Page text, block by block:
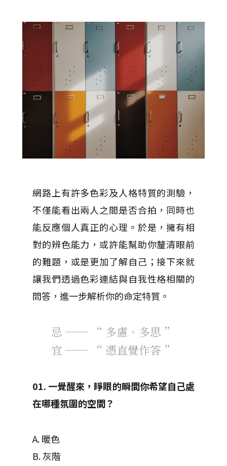
網路上有許多色彩及人格特質的測驗，
不僅能看出兩人之間是否合拍，同時也
能反應個人真正的心理。於是，擁有相
對的辨色能力，或許能幫助你釐清眼前
的難題，或是更加了解自己；接下來就
讓我們透過色彩連結與自我性格相關的
問答，進一步解析你的命定特質。
忌 ── “ 多慮、多思 ”
宜 ── “ 憑直覺作答 ”
01. 一覺醒來，睜眼的瞬間你希望自己處
在哪種氛圍的空間？
A. 暖色
B. 灰階